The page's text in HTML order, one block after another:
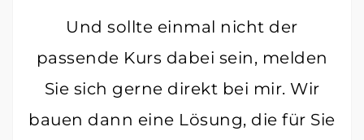
Und sollte einmal nicht der
passende Kurs dabei sein, melden
Sie sich gerne direkt bei mir. Wir
bauen dann eine Lösung, die für Sie